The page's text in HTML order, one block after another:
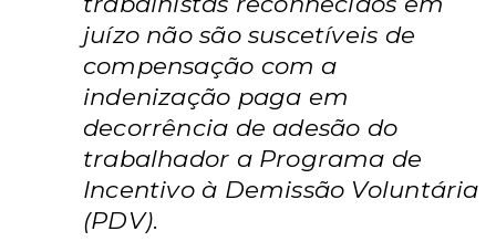
juízo não são suscetíveis de
compensação com a
indenização paga em
decorrência de adesão do
trabalhador a Programa de
Incentivo à Demissão Voluntária
(PDV).